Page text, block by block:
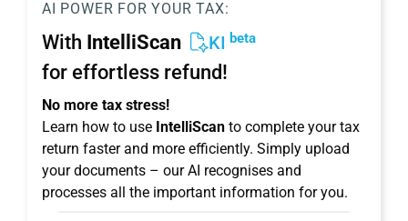
AI POWER FOR YOUR TAX:
With IntelliScan KI beta
for effortless refund!
No more tax stress!
Learn how to use IntelliScan to complete your tax
return faster and more efficiently. Simply upload
your documents – our AI recognises and
processes all the important information for you.